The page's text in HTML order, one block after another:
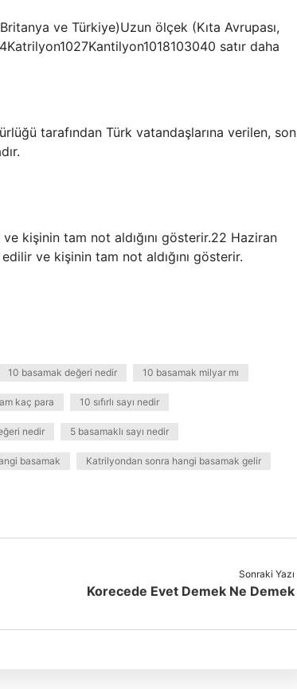
ve Türkiye)Uzun ölçek (Kıta Avrupası,
satır daha
tarafından Türk vatandaşlarına verilen, son
kişinin tam not aldığını gösterir.22 Haziran
ve kişinin tam not aldığını gösterir.
10 basamak değeri nedir 10 basamak milyar mı
kaç para 10 sıfırlı sayı nedir
nedir 5 basamaklı sayı nedir
basamak Katrilyondan sonra hangi basamak gelir
Sonraki Yazı
Korecede Evet Demek Ne Demek